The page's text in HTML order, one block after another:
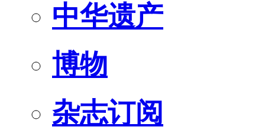
中华遗产
博物
杂志订阅